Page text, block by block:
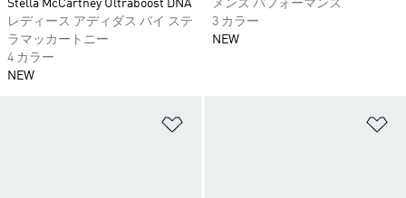
Stella McCartney Ultraboost DNA
レディース アディダス バイ ステ
ラマッカートニー
4 カラー
NEW
メンズ パフォーマンス
3 カラー
NEW